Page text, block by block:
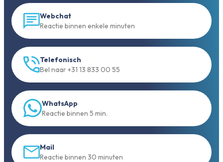
Webchat
Reactie binnen enkele minuten
Telefonisch
Bel naar +31 13 833 00 55
WhatsApp
Reactie binnen 5 min.
Mail
Reactie binnen 30 minuten